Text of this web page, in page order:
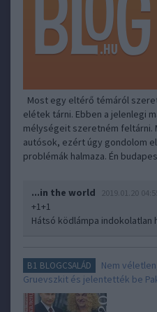
Most egy eltérő témáról
elétek tárni. Ebben a jelenlegi
mélységeit szeretném feltárni.
autósok, ezért úgy gondolom
problémák halmaza. Én
...in the world 2019.01.20
+1+1
Hátsó ködlámpa indokolatlan
B1 BLOGCSALÁD
Nem
Gruevszkit és jelentették be